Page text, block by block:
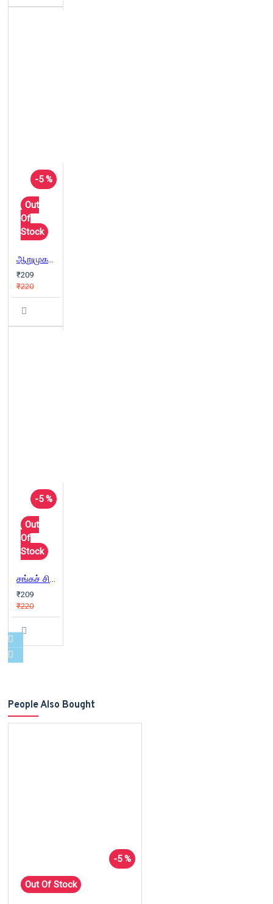
-5 %
Out
Of
Stock
ஆறுமுகசாமியின் ஆடுகள்
₹209
₹220
-5 %
Out
Of
Stock
சங்கச் சித்திரங்கள்
₹209
₹220
People Also Bought
-5 %
Out Of Stock